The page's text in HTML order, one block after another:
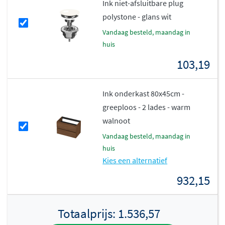
Veelzijdig ontwerp met slimme
keuzes
uitvoering met een royaal aflegplateau of juist een extra
bovendien kiezen of je de kom links of rechts wilt
plaatsen, zodat je extra opbergruimte creëert op het
blad. De 80 centimeter variant heeft een centrale
Te combineren met alle Ink
altijd gecombineerd met een passende INK onderkast.
Ink niet-afsluitbare plug
polystone - glans wit
vandaag besteld, maandag in
huis
103,19
Ink onderkast 80x45cm -
greeploos - 2 lades - warm
walnoot
vandaag besteld, maandag in
huis
Kies een alternatief
932,15
Totaalprijs: 1.536,57